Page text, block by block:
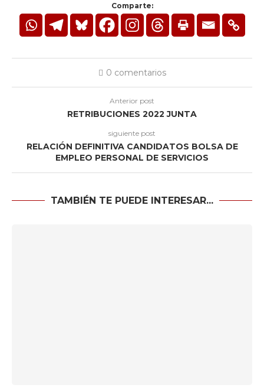
Comparte:
0 comentarios
Anterior post
RETRIBUCIONES 2022 JUNTA
siguiente post
RELACIÓN DEFINITIVA CANDIDATOS BOLSA DE
EMPLEO PERSONAL DE SERVICIOS
TAMBIÉN TE PUEDE INTERESAR...